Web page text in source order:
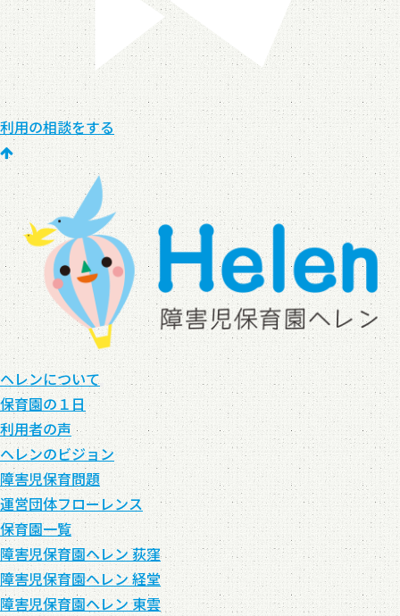
利用の相談をする
ヘレンについて
保育園の１日
利用者の声
ヘレンのビジョン
障害児保育問題
運営団体フローレンス
保育園一覧
障害児保育園ヘレン 荻窪
障害児保育園ヘレン 経堂
障害児保育園ヘレン 東雲